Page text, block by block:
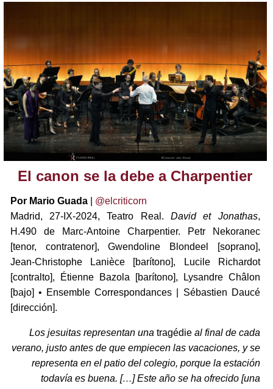
El canon se la debe a Charpentier
Por Mario Guada| @elcriticorn
Madrid, 27-IX-2024, Teatro Real.David et Jonathas,
H.490 de Marc-Antoine Charpentier. Petr Nekoranec
[tenor, contratenor], Gwendoline Blondeel [soprano],
Jean-Christophe Lanièce [barítono], Lucile Richardot
[contralto], Étienne Bazola [barítono], Lysandre Châlon
[bajo] • Ensemble Correspondances | Sébastien Daucé
[dirección].
Los jesuitas representan una tragédieal final de cada
verano, justo antes de que empiecen las vacaciones, y se
representa en el patio del colegio, porque la estación
todavía es buena. […] Este año se ha ofrecido [una